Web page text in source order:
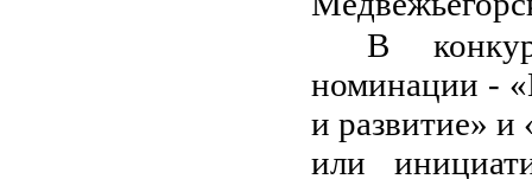
В
номинации -
и развитие» и
или